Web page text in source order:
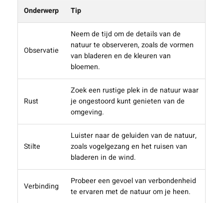
Onderwerp Tip
Observatie
Neem de tijd om de details van de
natuur te observeren, zoals de vormen
van bladeren en de kleuren van
bloemen.
Rust
Zoek een rustige plek in de natuur waar
je ongestoord kunt genieten van de
omgeving.
Stilte
Luister naar de geluiden van de natuur,
zoals vogelgezang en het ruisen van
bladeren in de wind.
Verbinding
Probeer een gevoel van verbondenheid
te ervaren met de natuur om je heen.